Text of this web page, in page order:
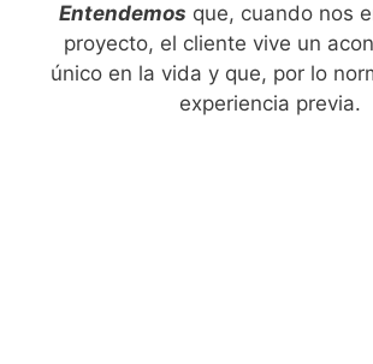
Entendemos que, cuando nos
proyecto, el cliente vive un
único en la vida y que, por lo
experiencia previa.